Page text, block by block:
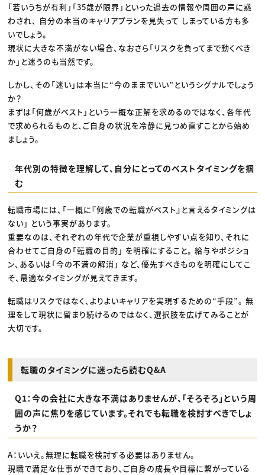
「若いうちが有利」「35歳が限界」といった過去の情報や周囲の声に惑
わされ、 自分の本当のキャリアプランを見失って しまっている方も多
いでしょう。
現状に大きな不満がない場合、なおさら「リスクを負ってまで動くべき
か」と迷うのも当然です。
しかし、その「迷い」は本当に“今のままでいい”というシグナルでしょう
か？
まずは「何歳がベスト」という一概な正解を求めるのではなく、各年代
で求められるものと、ご自身の状況を冷静に見つめ直すことから始め
ましょう。
年代別の特徴を理解して、自分にとってのベストタイミングを掴
む
転職市場には、「一概に『何歳での転職がベスト』と言えるタイミングは
ない」 という事実があります。
重要なのは、それぞれの年代で企業が重視しやすい点を知り、それに
合わせてご自身の「転職の目的」 を明確にすること。 給与やポジショ
ン、あるいは「今の不満の解消」 など、優先すべきものを明確にしてこ
そ、最適なタイミングが見えてきます。
転職はリスクではなく、よりよいキャリアを実現するための“手段”。 無
理をして現状に留まり続けるのではなく、選択肢を広げてみることが
大切です。
転職のタイミングに迷ったら読むQ&A
Q1：今の会社に大きな不満はありませんが、「そろそろ」という周
囲の声に焦りを感じています。それでも転職を検討すべきでしょ
うか？
A：いいえ。無理に転職を検討する必要はありません。
現職で満足な仕事ができており、ご自身の成長や目標に繋がっている